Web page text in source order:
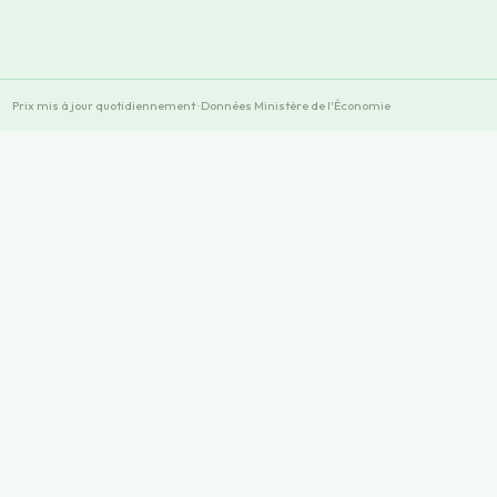
Prix mis à jour quotidiennement · Données Ministère de l'Économie